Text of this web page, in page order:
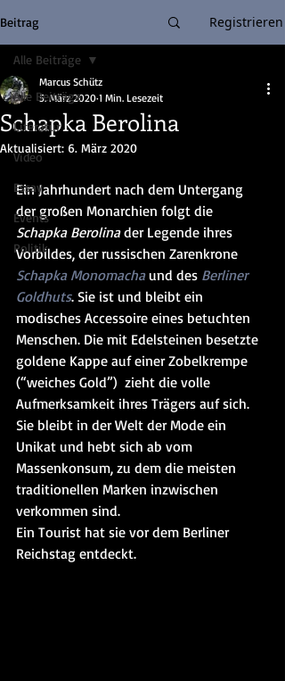
Beitrag Registrieren
Alle Beiträge
Literatur
Video
Essay
Events
Politik
Alle Beiträge
Schapka Berolina
Marcus Schütz
5. März 2020 1 Min. Lesezeit
Aktualisiert: 6. März 2020
Ein Jahrhundert nach dem Untergang
der großen Monarchien folgt die
Schapka Berolina der Legende ihres
Vorbildes, der russischen Zarenkrone
Schapka Monomacha und des Berliner
Goldhuts. Sie ist und bleibt ein
modisches Accessoire eines betuchten
Menschen. Die mit Edelsteinen besetzte
goldene Kappe auf einer Zobelkrempe
(“weiches Gold”)  zieht die volle
Aufmerksamkeit ihres Trägers auf sich.
Sie bleibt in der Welt der Mode ein
Unikat und hebt sich ab vom
Massenkonsum, zu dem die meisten
traditionellen Marken inzwischen
verkommen sind.
Ein Tourist hat sie vor dem Berliner
Reichstag entdeckt.